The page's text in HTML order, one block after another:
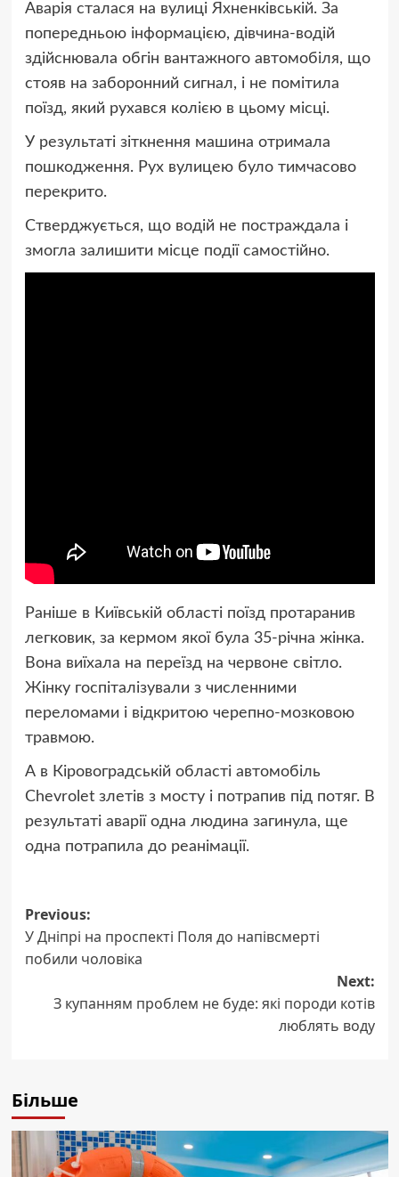
Аварія сталася на вулиці Яхненківській. За
попередньою інформацією, дівчина-водій
здійснювала обгін вантажного автомобіля, що
стояв на заборонний сигнал, і не помітила
поїзд, який рухався колією в цьому місці.
У результаті зіткнення машина отримала
пошкодження. Рух вулицею було тимчасово
перекрито.
Стверджується, що водій не постраждала і
змогла залишити місце події самостійно.
Раніше в Київській області поїзд протаранив
легковик, за кермом якої була 35-річна жінка.
Вона виїхала на переїзд на червоне світло.
Жінку госпіталізували з численними
переломами і відкритою черепно-мозковою
травмою.
А в Кіровоградській області автомобіль
Chevrolet злетів з мосту і потрапив під потяг. В
результаті аварії одна людина загинула, ще
одна потрапила до реанімації.
Post
navigation
Previous:
У Дніпрі на проспекті Поля до напівсмерті
побили чоловіка
Next:
З купанням проблем не буде: які породи котів
люблять воду
Більше